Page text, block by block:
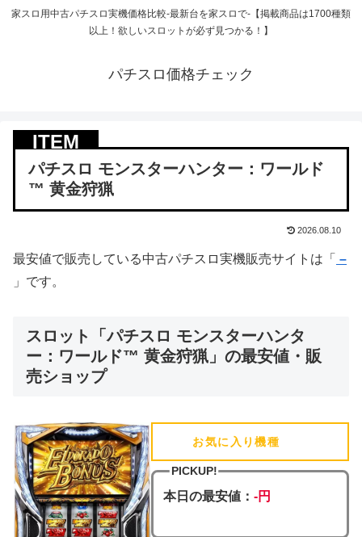
家スロ用中古パチスロ実機価格比較-最新台を家スロで-【掲載商品は1700種類
以上！欲しいスロットが必ず見つかる！】
パチスロ価格チェック
パチスロ モンスターハンター：ワールド
™ 黄金狩猟
2026.08.10
最安値で販売している中古パチスロ実機販売サイトは「 –
」です。
スロット「パチスロ モンスターハンタ
ー：ワールド™ 黄金狩猟」の最安値・販
売ショップ
お気に入り機種
PICKUP!
本日の最安値：-円